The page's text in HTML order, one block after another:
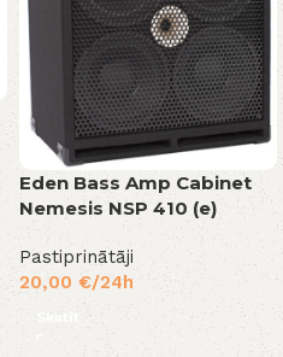
Eden Bass Amp Cabinet
Nemesis NSP 410 (e)
Pastiprinātāji
20,00 €/24h
Skatīt